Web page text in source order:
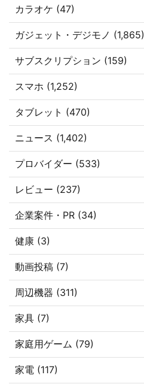
カラオケ (47)
ガジェット・デジモノ (1,865)
サブスクリプション (159)
スマホ (1,252)
タブレット (470)
ニュース (1,402)
プロバイダー (533)
レビュー (237)
企業案件・PR (34)
健康 (3)
動画投稿 (7)
周辺機器 (311)
家具 (7)
家庭用ゲーム (79)
家電 (117)